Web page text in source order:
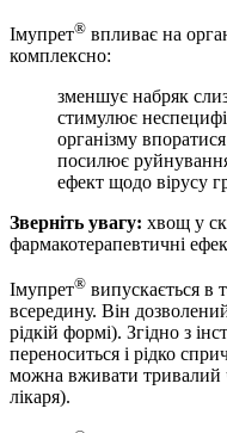
Імупрет® впливає на
комплексно:
зменшує набряк
стимулює
організму
посилює
ефект щодо вірусу
Зверніть увагу: хвощ у
фармакотерапевтичні
Імупрет® випускається в
всередину. Він
рідкій формі). Згідно з
переноситься і рідко
можна вживати тривалий
лікаря).